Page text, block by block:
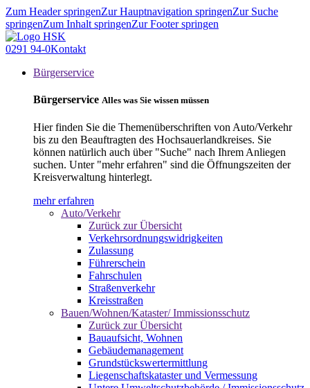
Zum Header springenZur Hauptnavigation springenZur Suche
springenZum Inhalt springenZur Footer springen
0291 94-0Kontakt
Bürgerservice
Bürgerservice Alles was Sie wissen müssen
Hier finden Sie die Themenüberschriften von Auto/Verkehr
bis zu den Beauftragten des Hochsauerlandkreises. Sie
können natürlich auch über "Suche" nach Ihrem Anliegen
suchen. Unter "mehr erfahren" sind die Öffnungszeiten der
Kreisverwaltung hinterlegt.
mehr erfahren
Auto/Verkehr
Zurück zur Übersicht
Verkehrsordnungswidrigkeiten
Zulassung
Führerschein
Fahrschulen
Straßenverkehr
Kreisstraßen
Bauen/Wohnen/Kataster/ Immissionsschutz
Zurück zur Übersicht
Bauaufsicht, Wohnen
Gebäudemanagement
Grundstückswertermittlung
Liegenschaftskataster und Vermessung